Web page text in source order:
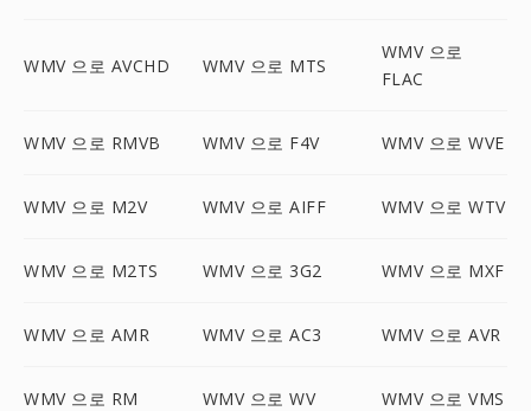
WMV 으로 AVCHD WMV 으로 MTS
WMV 으로
FLAC
WMV 으로 RMVB WMV 으로 F4V WMV 으로 WVE
WMV 으로 M2V WMV 으로 AIFF WMV 으로 WTV
WMV 으로 M2TS WMV 으로 3G2 WMV 으로 MXF
WMV 으로 AMR WMV 으로 AC3 WMV 으로 AVR
WMV 으로 RM WMV 으로 WV WMV 으로 VMS